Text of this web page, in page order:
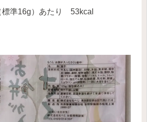
標準16g）あたり 53kcal